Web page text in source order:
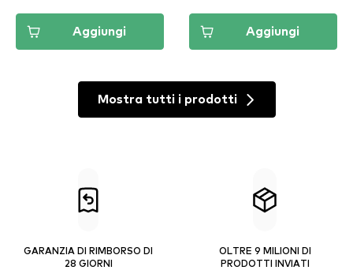
Aggiungi Aggiungi
Mostra tutti i prodotti
GARANZIA DI RIMBORSO DI
28 GIORNI
OLTRE 9 MILIONI DI
PRODOTTI INVIATI